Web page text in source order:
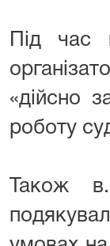
Під час
«дійсно
роботу
Також